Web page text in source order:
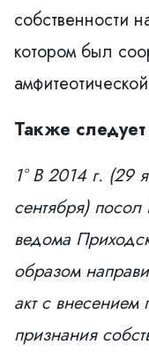
собственности
котором был
Также следует
1° В 2014 г. (29
сентября)
ведома
образом
акт с внесением
признания